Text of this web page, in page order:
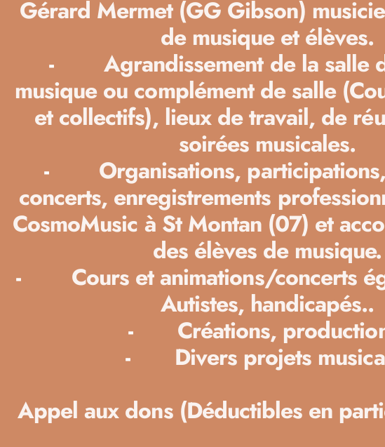
Gérard Mermet (GG Gibson)
de musique et élèves.
- Agrandissement de la salle
musique ou complément de salle
et collectifs), lieux de travail, de
soirées musicales.
- Organisations,
concerts, enregistrements
CosmoMusic à St Montan (07) et
des élèves de musique.
- Cours et animations/concerts
Autistes, handicapés..
- Créations,
- Divers projets
Appel aux dons (Déductibles en